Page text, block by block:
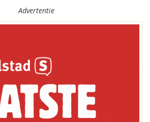
Advertentie